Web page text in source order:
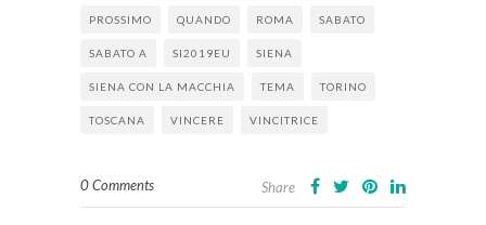
PROSSIMO QUANDO ROMA SABATO
SABATO A SI2019EU SIENA
SIENA CON LA MACCHIA TEMA TORINO
TOSCANA VINCERE VINCITRICE
0 Comments Share